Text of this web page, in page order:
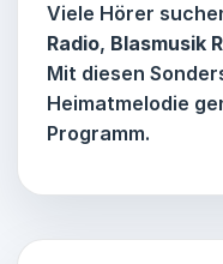
Viele Hörer
Radio, Blasmusik
Mit diesen
Heimatmelodie
Programm.